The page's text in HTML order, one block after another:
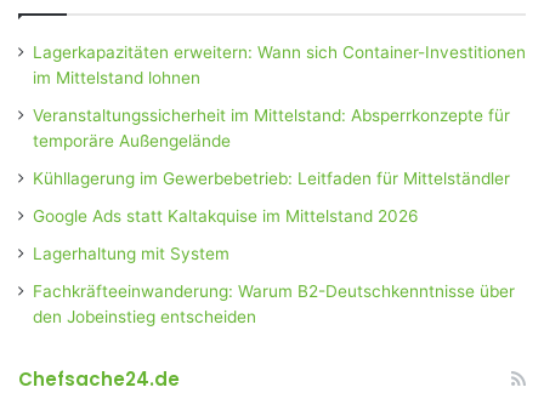
Lagerkapazitäten erweitern: Wann sich Container-Investitionen
im Mittelstand lohnen
Veranstaltungssicherheit im Mittelstand: Absperrkonzepte für
temporäre Außengelände
Kühllagerung im Gewerbebetrieb: Leitfaden für Mittelständler
Google Ads statt Kaltakquise im Mittelstand 2026
Lagerhaltung mit System
Fachkräfteeinwanderung: Warum B2-Deutschkenntnisse über
den Jobeinstieg entscheiden
Chefsache24.de